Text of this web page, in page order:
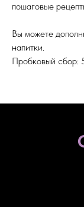
пошаговые
Вы можете
напитки.
Пробковый сбор: